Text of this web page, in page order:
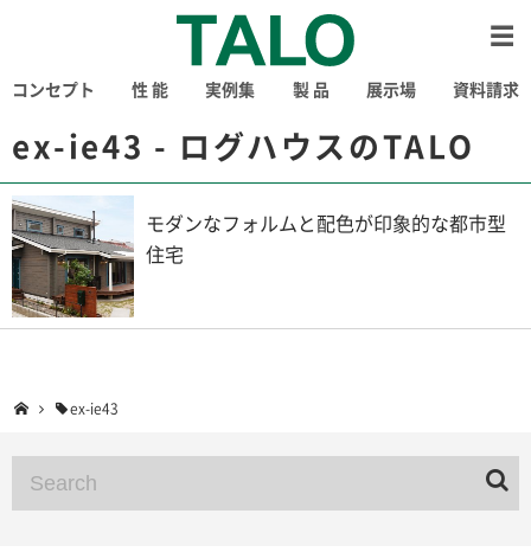
コンセプト 性 能 実例集 製 品 展示場 資料請求
ex-ie43 - ログハウスのTALO
モダンなフォルムと配色が印象的な都市型
住宅
ex-ie43